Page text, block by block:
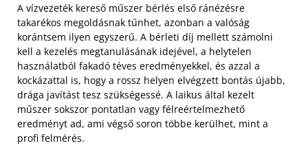
A vízvezeték kereső műszer bérlés első ránézésre
takarékos megoldásnak tűnhet, azonban a valóság
korántsem ilyen egyszerű. A bérleti díj mellett számolni
kell a kezelés megtanulásának idejével, a helytelen
használatból fakadó téves eredményekkel, és azzal a
kockázattal is, hogy a rossz helyen elvégzett bontás újabb,
drága javítást tesz szükségessé. A laikus által kezelt
műszer sokszor pontatlan vagy félreértelmezhető
eredményt ad, ami végső soron többe kerülhet, mint a
profi felmérés.